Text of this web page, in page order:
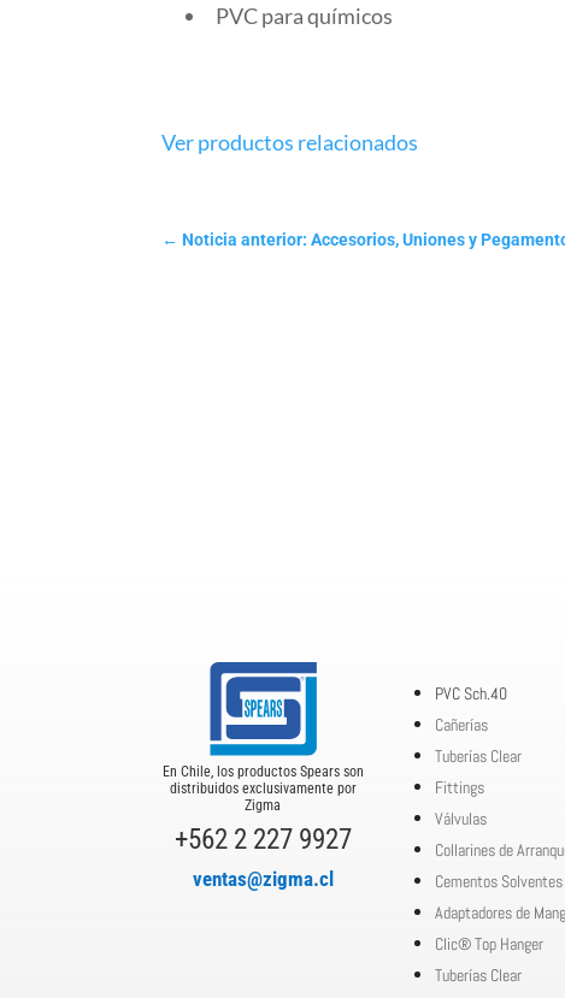
PVC para químicos
Ver productos relacionados
← Noticia anterior: Accesorios, Uniones y
En Chile, los productos Spears son
distribuidos exclusivamente por
Zigma
+562 2 227 9927
ventas@zigma.cl
PVC Sch.40
Cañerías
Tuberías Clear
Fittings
Válvulas
Collarines de
Cementos Solventes
Adaptadores de
Clic® Top Hanger
Tuberías Clear